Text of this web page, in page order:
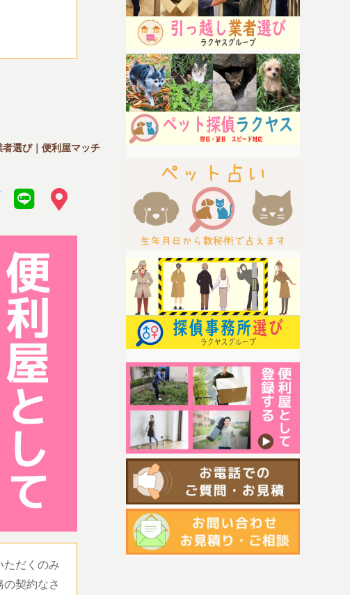
選び｜便利屋マッチ
だくのみ
契約なさ